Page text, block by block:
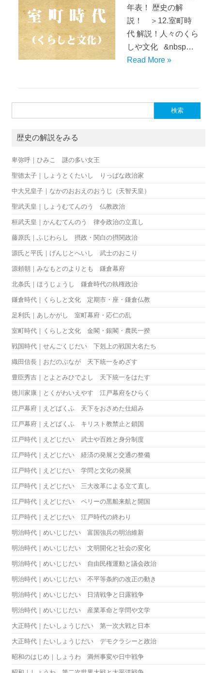
年表！ 歴史の解
説！ ＞12.室町時
代 解説！人々のくら
しや文化 &nbsp…
Read More »
歴史の解説をみる
卑弥呼｜ひみこ 謎の多い女王
聖徳太子｜しょうとくたいし りっぱな政治家
中大兄皇子｜なかのおおえのおうじ（天智天皇）
聖武天皇｜しょうむてんのう 仏教政治
桓武天皇｜かんむてんのう 律令政治の立直し
藤原氏｜ふじわらし 摂政・関白の摂関政治
源氏と平氏｜げんじとへいし 武士のおこり
源頼朝｜みなもとのよりとも 鎌倉幕府
北条氏｜ほうじょうし 鎌倉時代の執権政治
鎌倉時代｜くらしと文化 定期市・座・鎌倉仏教
足利氏｜あしかがし 室町幕府・応仁の乱
室町時代｜くらしと文化 金閣・銀閣・農民一揆
戦国時代｜せんごくじだい 下剋上の戦国大名たち
織田信長｜おだのぶなが 天下統一をめざす
豊臣秀吉｜とよとみひでよし 天下統一をはたす
徳川家康｜とくがわいえやす 江戸幕府をひらく
江戸幕府｜えどばくふ 天下をおさめた仕組み
江戸幕府｜えどばくふ キリスト教禁止と鎖国
江戸時代｜えどじだい 武士や百姓と身分制度
江戸時代｜えどじだい 経済の発展と交通の整備
江戸時代｜えどじだい 学問と文化の発展
江戸時代｜えどじだい 三大改革による立て直し
江戸時代｜えどじだい ペリーの黒船来航と開国
江戸時代｜えどじだい 江戸時代の終わり
明治時代｜めいじじだい 富国強兵の明治維新
明治時代｜めいじじだい 文明開化と社会の変化
明治時代｜めいじじだい 自由民権運動と議会政治
明治時代｜めいじじだい 不平等条約の改正の動き
明治時代｜めいじじだい 日清戦争と日露戦争
明治時代｜めいじじだい 産業革命と学問や文学
大正時代｜たいしょうじだい 第一次大戦と日本
大正時代｜たいしょうじだい デモクラシーと政治
昭和のはじめ｜しょうわ 満州事変や日中戦争